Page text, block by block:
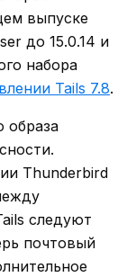
выпуске
до 15.0.14 и
набора
Tails 7.8.
образа
Thunderbird
следуют
почтовый